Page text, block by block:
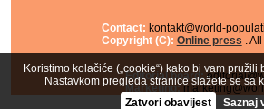
Contact: kontakt@world-
Copyright (C): Online press .
Editorial board:
Marketing:
Koristimo kolačiće („cookie“) kako bi vam
Nastavkom pregleda stranice slažete se sa
Zatvori obavijest
Saznaj